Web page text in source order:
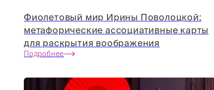
Фиолетовый мир Ирины Поволоцкой:
метафорические ассоциативные карты
для раскрытия воображения
Подробнее